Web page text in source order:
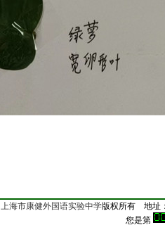
上海市康健外国语实验中学版权所有 地址
您是第